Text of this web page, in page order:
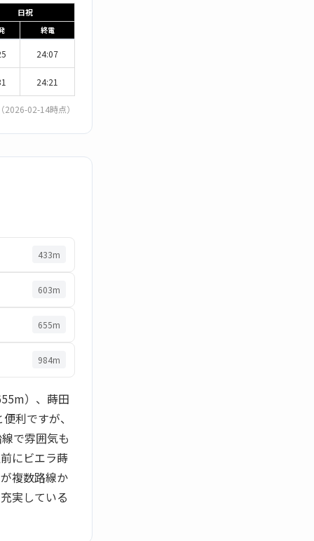
日祝
終電
24:07
24:21
2026-02-14時点）
433m
603m
655m
984m
）、蒔田
利ですが、
で雰囲気も
にビエラ蒔
複数路線か
実している